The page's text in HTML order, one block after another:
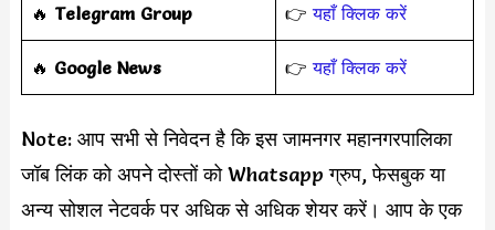
‎️‍🔥 Telegram Group 👉यहाँ क्लिक करें
️‍🔥 Google News 👉 यहाँ क्लिक करें
Note: आप सभी से निवेदन है कि इस जामनगर महानगरपालिका
जॉब लिंक को अपने दोस्तों को Whatsapp ग्रुप, फेसबुक या
अन्य सोशल नेटवर्क पर अधिक से अधिक शेयर करें। आप के एक